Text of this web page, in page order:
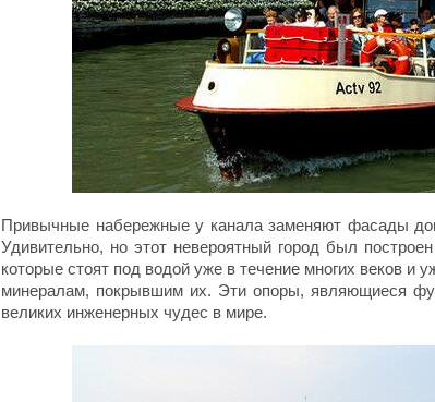
Привычные набережные у канала заменяют фасады
Удивительно, но этот невероятный город был
которые стоят под водой уже в течение многих веков и
минералам, покрывшим их. Эти опоры, являющиеся
великих инженерных чудес в мире.